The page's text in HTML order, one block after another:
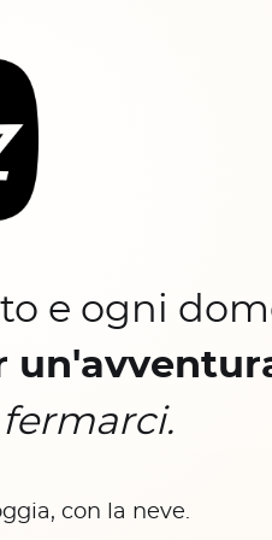
e ogni
con la neve.